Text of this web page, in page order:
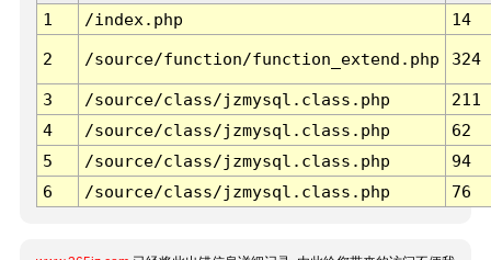
1
/index.php 14
2 /source/function/function_extend.php 324
3 /source/class/jzmysql.class.php
211
4
/source/class/jzmysql.class.php
62
5
/source/class/jzmysql.class.php
94
6
/source/class/jzmysql.class.php 76